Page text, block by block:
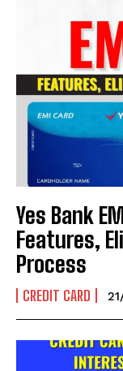
Yes Bank
Features,
Process
CREDIT CARD